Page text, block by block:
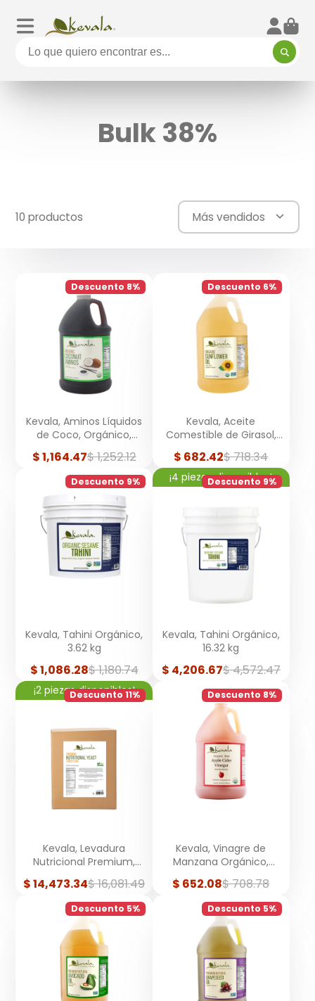
Bulk 38%
10 productos Más vendidos
Descuento 8%
Kevala, Aminos Líquidos
de Coco, Orgánico,
Precio
de
venta
$ 1,164.47Precio
regular
$ 1,252.12
Descuento 6%
Kevala, Aceite
Comestible de Girasol,
Litros
Precio
de
venta
$ 682.42Precio
regular
$ 718.34
Descuento 9%
Kevala, Tahini Orgánico,
3.62 kg
Precio
de
venta
$ 1,086.28Precio
regular
$ 1,180.74
¡4 piezas disponibles!
Descuento 9%
Kevala, Tahini Orgánico,
16.32 kg
Precio
$ 4,206.67Precio
regular
$ 4,572.47
¡2 piezas disponibles!
Descuento 11%
Kevala, Levadura
Nutricional Premium,
Precio
$ 14,473.34Precio
regular
$ 16,081.49
Descuento 8%
Kevala, Vinagre de
Manzana Orgánico,
Precio
venta
$ 652.08Precio
regular
$ 708.78
Descuento 5% Descuento 5%